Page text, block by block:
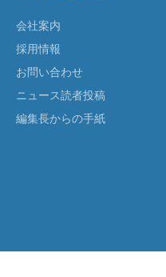
会社案内
採用情報
お問い合わせ
ニュース読者投稿
編集長からの手紙